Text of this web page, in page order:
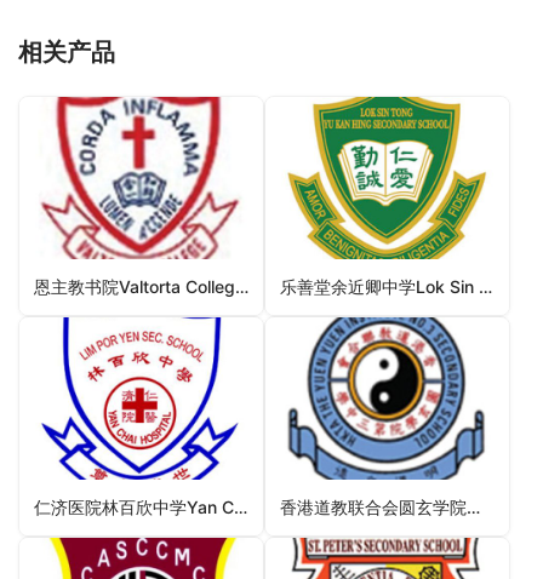
相关产品
恩主教书院Valtorta College（大埔区中学） 乐善堂余近卿中学Lok Sin Tong Yu Kan Hing Secondary School（黄大仙区中学）
仁济医院林百欣中学Yan Chai Hospital Lim Por Yen Secondary School（荃湾区中学） 香港道教联合会圆玄学院第三中学HKTA The Yuen Yuen Institute No.3 Secondary School（西贡区中学）